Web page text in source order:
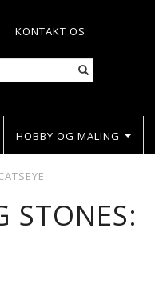
KONTAKT OS
HOBBY OG MALING
STONES: